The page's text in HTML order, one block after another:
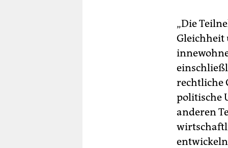
„Die
Gleichheit
rechtliche
politische
anderen
entwickeln